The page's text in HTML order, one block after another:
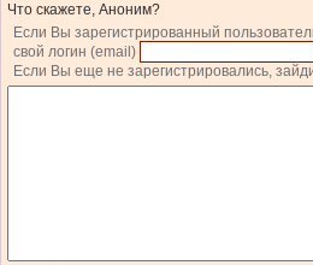
Что скажете, Аноним?
Если Вы зарегистрированный
свой логин (email)
Если Вы еще не зарегистрировались,